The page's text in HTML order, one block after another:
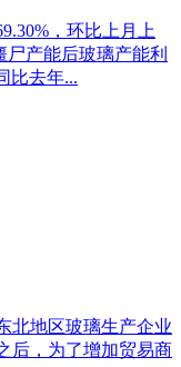
，环比上月上
尸产能后玻璃产能利
比去年...
北地区玻璃生产企业
后，为了增加贸易商